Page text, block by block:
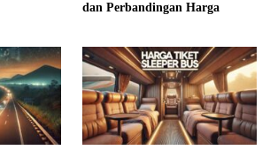
dan Perbandingan Harga